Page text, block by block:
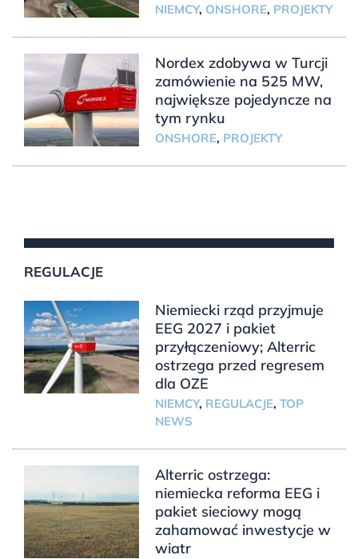
NIEMCY, ONSHORE, PROJEKTY
Nordex zdobywa w Turcji
zamówienie na 525 MW,
największe pojedyncze na
tym rynku
ONSHORE, PROJEKTY
REGULACJE
Niemiecki rząd przyjmuje
EEG 2027 i pakiet
przyłączeniowy; Alterric
ostrzega przed regresem
dla OZE
NIEMCY, REGULACJE, TOP
NEWS
Alterric ostrzega:
niemiecka reforma EEG i
pakiet sieciowy mogą
zahamować inwestycje w
wiatr